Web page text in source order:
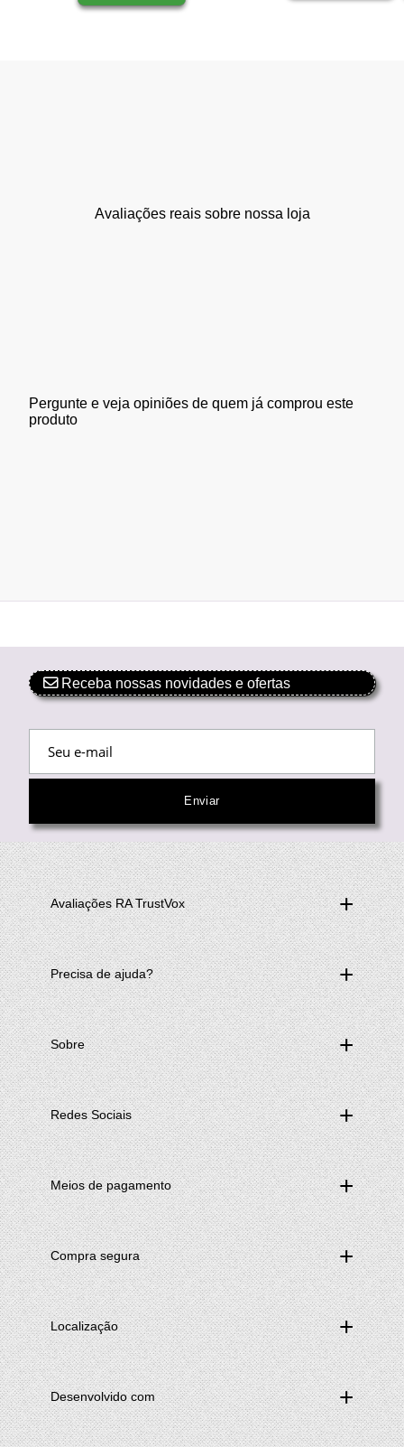
Avaliações reais sobre nossa loja
Pergunte e veja opiniões de quem já comprou este
produto
Receba nossas novidades e ofertas
Avaliações RA TrustVox
Precisa de ajuda?
Sobre
Redes Sociais
Meios de pagamento
Compra segura
Localização
Desenvolvido com